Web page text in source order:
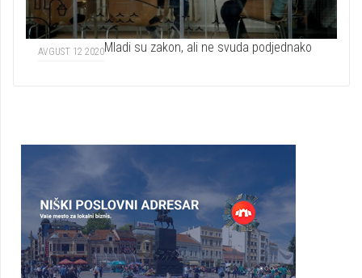
AVGUST 12 2020Mladi su zakon, ali ne svuda podjednako